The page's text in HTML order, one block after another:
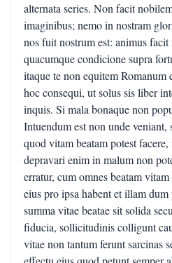
alternata series. Non facit
imaginibus; nemo in nostram
nos fuit nostrum est: animus
quacumque condicione supra
itaque te non equitem Romanum
hoc consequi, ut solus sis liber
inquis. Si mala bonaque non
Intuendum est non unde veniant,
quod vitam beatam potest
depravari enim in malum non
erratur, cum omnes beatam
eius pro ipsa habent et illam
summa vitae beatae sit solida
fiducia, sollicitudinis colligunt
vitae non tantum ferunt sarcinas